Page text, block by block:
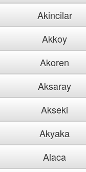
Akincilar
Akkoy
Akoren
Aksaray
Akseki
Akyaka
Alaca